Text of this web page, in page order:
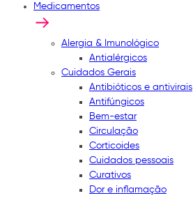
Medicamentos
Alergia & Imunológico
Antialérgicos
Cuidados Gerais
Antibióticos e antivirais
Antifúngicos
Bem-estar
Circulação
Corticoides
Cuidados pessoais
Curativos
Dor e inflamação